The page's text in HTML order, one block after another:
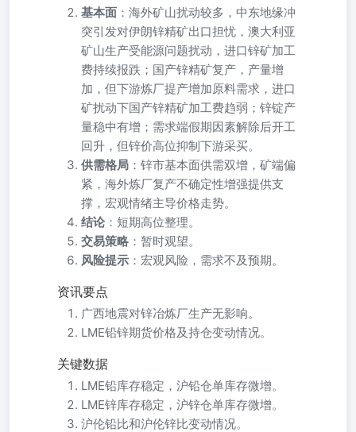
基本面 ：海外矿山扰动较多，中东地缘冲
突引发对伊朗锌精矿出口担忧，澳大利亚
矿山生产受能源问题扰动，进口锌矿加工
费持续报跌；国产锌精矿复产，产量增
加，但下游炼厂提产增加原料需求，进口
矿扰动下国产锌精矿加工费趋弱；锌锭产
量稳中有增；需求端假期因素解除后开工
回升，但锌价高位抑制下游采买。
供需格局 ：锌市基本面供需双增，矿端偏
紧，海外炼厂复产不确定性增强提供支
撑，宏观情绪主导价格走势。
结论：短期高位整理。
交易策略 ：暂时观望。
风险提示 ：宏观风险，需求不及预期。
资讯要点
广西地震对锌冶炼厂生产无影响。
LME铅锌期货价格及持仓变动情况。
关键数据
LME铅库存稳定，沪铅仓单库存微增。
LME锌库存稳定，沪锌仓单库存微增。
沪伦铅比和沪伦锌比变动情况。